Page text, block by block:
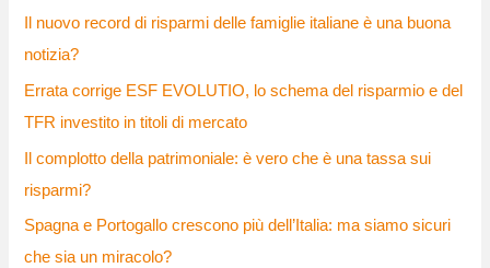
Il nuovo record di risparmi delle famiglie italiane è una buona
notizia?
Errata corrige ESF EVOLUTIO, lo schema del risparmio e del
TFR investito in titoli di mercato
Il complotto della patrimoniale: è vero che è una tassa sui
risparmi?
Spagna e Portogallo crescono più dell’Italia: ma siamo sicuri
che sia un miracolo?